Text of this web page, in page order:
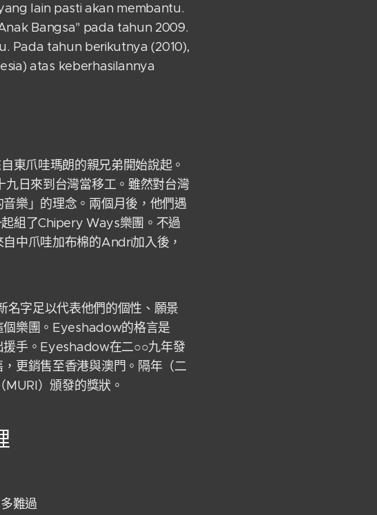
lain pasti akan membantu.
Bangsa" pada tahun 2009.
Pada tahun berikutnya (2010),
atas keberhasilannya
東爪哇瑪朗的親兄弟開始說起。
日來到台灣當移工。雖然對台灣
樂」的理念。兩個月後，他們遇
組了Chipery Ways樂團。不過
中爪哇加布棉的Andri加入後，
字足以代表他們的個性、願景
個樂團。Eyeshadow的格言是
援手。Eyeshadow在二○○九年發
更銷售至香港與澳門。隔年（二
）頒發的獎狀。
難過